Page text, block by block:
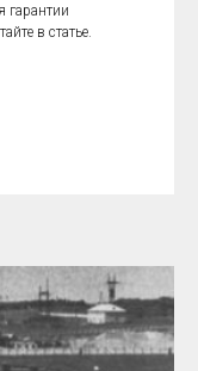
гарантии
в статье.